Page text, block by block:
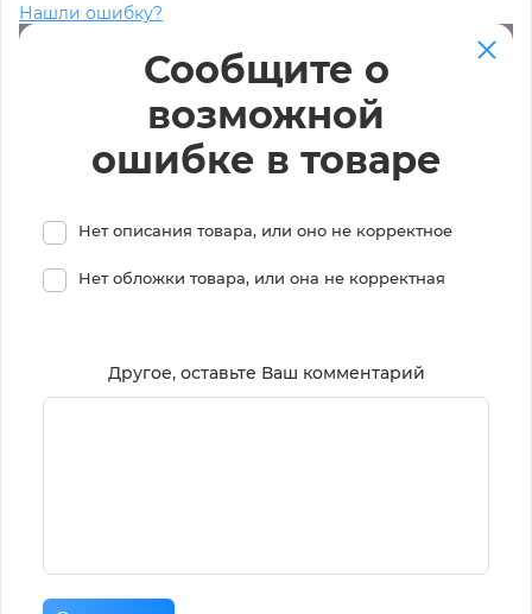
Нашли ошибку?
Сообщите о
возможной
ошибке в товаре
Нет описания товара, или оно не корректное
Нет обложки товара, или она не корректная
Другое, оставьте Ваш комментарий